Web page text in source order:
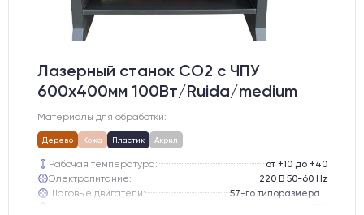
Лазерный станок CO2 c ЧПУ
600х400мм 100Вт/Ruida/medium
Материалы для обработки:
Дерево Кожа Пластик Акрил
Рабочая температура:
от +10 до +40
Электропитание:
220 В 50-60 Hz
Шаговые двигатели: